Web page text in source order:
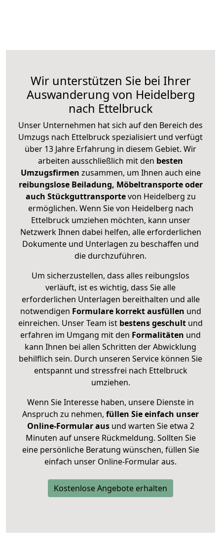
Wir unterstützen Sie bei Ihrer
Auswanderung von Heidelberg
nach Ettelbruck
Unser Unternehmen hat sich auf den Bereich des
Umzugs nach Ettelbruck spezialisiert und verfügt
über 13 Jahre Erfahrung in diesem Gebiet. Wir
arbeiten ausschließlich mit den besten
Umzugsfirmen zusammen, um Ihnen auch eine
reibungslose Beiladung, Möbeltransporte oder
auch Stückguttransportevon Heidelberg zu
ermöglichen. Wenn Sie von Heidelberg nach
Ettelbruck umziehen möchten, kann unser
Netzwerk Ihnen dabei helfen, alle erforderlichen
Dokumente und Unterlagen zu beschaffen und
die durchzuführen.
Um sicherzustellen, dass alles reibungslos
verläuft, ist es wichtig, dass Sie alle
erforderlichen Unterlagen bereithalten und alle
notwendigen Formulare korrekt ausfüllen und
einreichen. Unser Team ist bestens geschult und
erfahren im Umgang mit den Formalitäten und
kann Ihnen bei allen Schritten der Abwicklung
behilflich sein. Durch unseren Service können Sie
entspannt und stressfrei nach Ettelbruck
umziehen.
Wenn Sie Interesse haben, unsere Dienste in
Anspruch zu nehmen, füllen Sie einfach unser
Online-Formular ausund warten Sie etwa 2
Minuten auf unsere Rückmeldung. Sollten Sie
eine persönliche Beratung wünschen, füllen Sie
einfach unser Online-Formular aus.
Kostenlose Angebote erhalten